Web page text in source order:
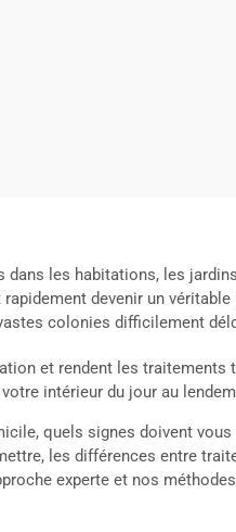
dans les habitations, les
devenir un
colonies difficilement
et rendent les
intérieur du jour au
quels signes doivent
les différences entre
experte et nos